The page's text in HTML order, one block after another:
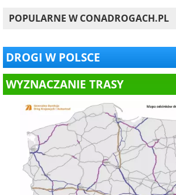
POPULARNE W CONADROGACH.PL
DROGI W POLSCE
WYZNACZANIE TRASY